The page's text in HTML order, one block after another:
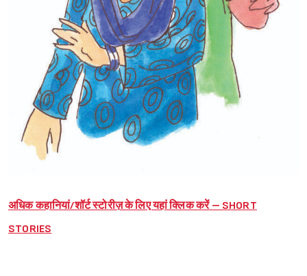
अधिक कहानियां/शॉर्ट स्टोरीज़ के लिए यहां क्लिक करें – SHORT
STORIES